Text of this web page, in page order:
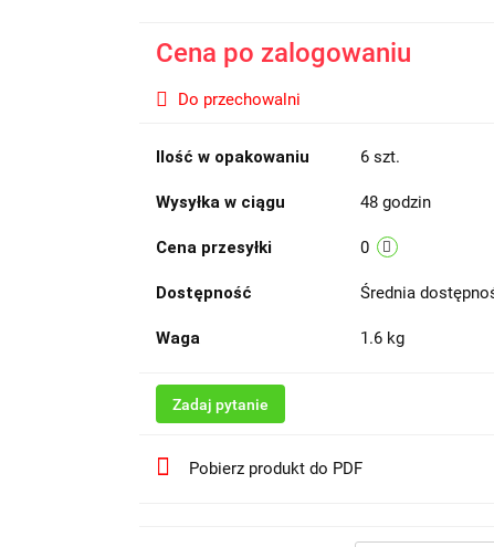
Cena po zalogowaniu
Do przechowalni
Ilość w opakowaniu 6 szt.
Wysyłka w ciągu 48 godzin
Cena przesyłki 0
Dostępność Średnia
Waga 1.6 kg
Zadaj pytanie
Pobierz produkt do PDF